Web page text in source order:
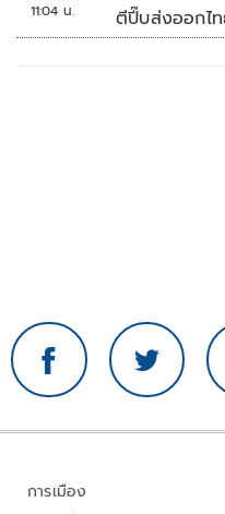
11:04 น. ตีปี๊บส่งออกไ
การเมือง